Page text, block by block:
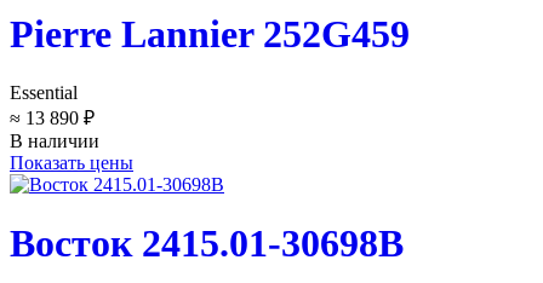
Pierre Lannier 252G459
Essential
≈ 13 890 ₽
В наличии
Показать цены
Восток 2415.01-30698B